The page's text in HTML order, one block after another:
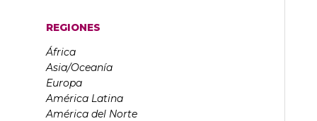
REGIONES
África
Asia/Oceanía
Europa
América Latina
América del Norte